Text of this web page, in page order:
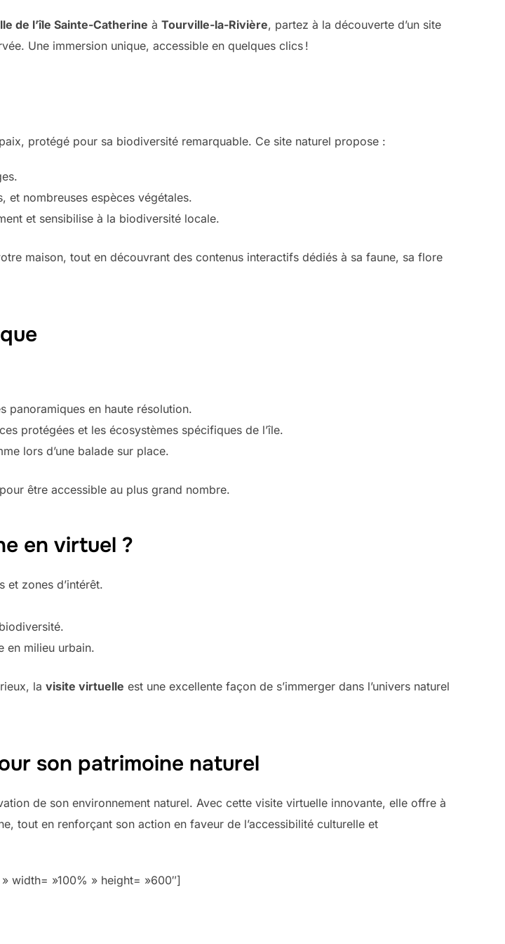
de l’île Sainte-Catherine à Tourville-la-Rivière, partez à la découverte d’un site
Une immersion unique, accessible en quelques clics !
protégé pour sa biodiversité remarquable. Ce site naturel propose :
et nombreuses espèces végétales.
et sensibilise à la biodiversité locale.
maison, tout en découvrant des contenus interactifs dédiés à sa faune, sa flore
panoramiques en haute résolution.
protégées et les écosystèmes spécifiques de l’île.
lors d’une balade sur place.
être accessible au plus grand nombre.
en virtuel ?
et zones d’intérêt.
en milieu urbain.
la visite virtuelle est une excellente façon de s’immerger dans l’univers naturel
son patrimoine naturel
de son environnement naturel. Avec cette visite virtuelle innovante, elle offre à
tout en renforçant son action en faveur de l’accessibilité culturelle et
width= »100% » height= »600″]